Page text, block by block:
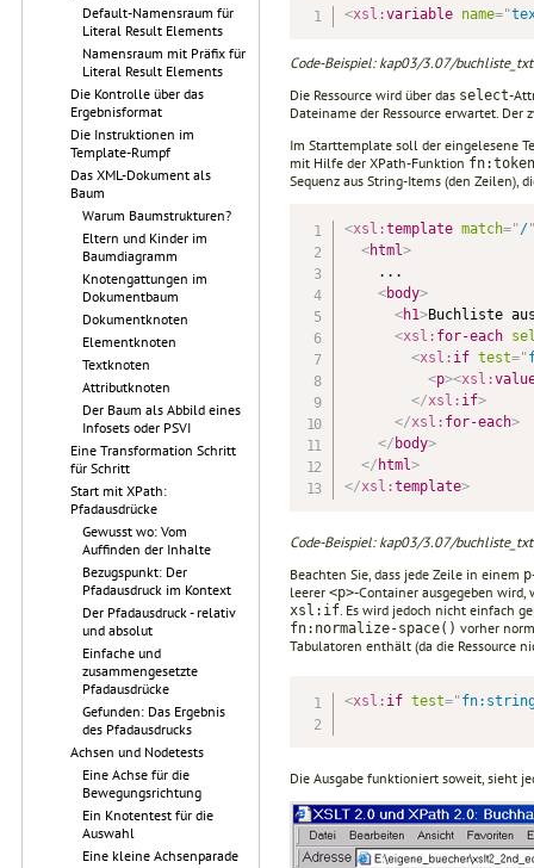
Default-Namensraum für
Literal Result Elements
Namensraum mit Präfix für
Literal Result Elements
Die Kontrolle über das
Ergebnisformat
Die Instruktionen im
Template-Rumpf
Das XML-Dokument als
Baum
Warum Baumstrukturen?
Eltern und Kinder im
Baumdiagramm
Knotengattungen im
Dokumentbaum
Dokumentknoten
Elementknoten
Textknoten
Attributknoten
Der Baum als Abbild eines
Infosets oder PSVI
Eine Transformation Schritt
für Schritt
Start mit XPath:
Pfadausdrücke
Gewusst wo: Vom
Auffinden der Inhalte
Bezugspunkt: Der
Pfadausdruck im Kontext
Der Pfadausdruck - relativ
und absolut
Einfache und
zusammengesetzte
Pfadausdrücke
Gefunden: Das Ergebnis
des Pfadausdrucks
Achsen und Nodetests
Eine Achse für die
Bewegungsrichtung
Ein Knotentest für die
Auswahl
Eine kleine Achsenparade
<xsl:variable name="
Code-Beispiel: kap03/3.07/
Die Ressource wird über das select-
Dateiname der Ressource erwartet.
Im Starttemplate soll der eingelesene
mit Hilfe der XPath-Funktion
Sequenz aus String-Items (den Zeilen),
<xsl:template match="/
<html>
    ...
<body>
<h1>Buchliste
<xsl: for-each
<xsl: if test="
<p><xsl:
</xsl: if>
</xsl: for-each>
</ body>
</ html>
</xsl:template>
Code-Beispiel: kap03/3.07/
Beachten Sie, dass jede Zeile in einem p
leerer <p>-Container ausgegeben
xsl:if . Es wird jedoch nicht einfach
fn:normalize-space() vorher
Tabulatoren enthält (da die Ressource
<xsl: if test="
Die Ausgabe funktioniert soweit, sieht